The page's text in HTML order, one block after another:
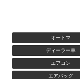
オートマ
ディーラー車
エアコン
エアバッグ